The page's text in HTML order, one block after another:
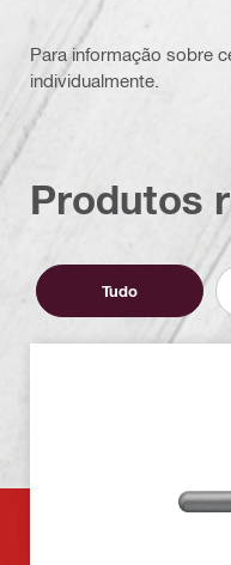
Para informação sobre
individualmente.
Produtos
Tudo